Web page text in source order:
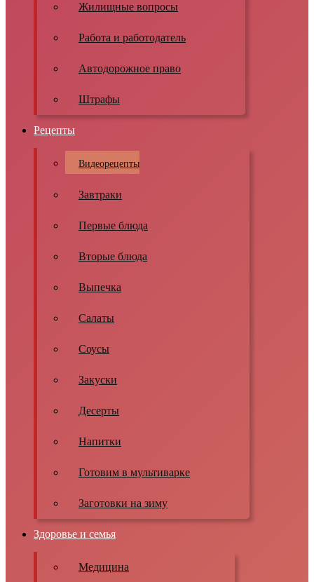
Жилищные вопросы
Работа и работодатель
Автодорожное право
Штрафы
Рецепты
Видеорецепты
Завтраки
Первые блюда
Вторые блюда
Выпечка
Салаты
Соусы
Закуски
Десерты
Напитки
Готовим в мультиварке
Заготовки на зиму
Здоровье и семья
Медицина